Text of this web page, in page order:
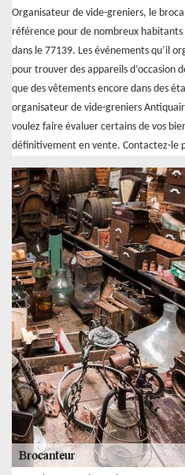
Organisateur de vide-greniers, le
référence pour de nombreux habitants
dans le 77139. Les événements qu’il
pour trouver des appareils d’occasion
que des vêtements encore dans des
organisateur de vide-greniers
voulez faire évaluer certains de vos
définitivement en vente. Contactez-le